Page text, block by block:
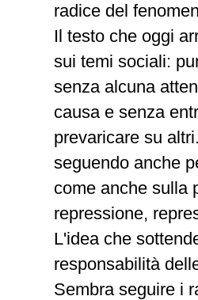
radice del
Il testo che oggi
sui temi sociali:
senza alcuna
causa e senza
prevaricare su
seguendo anche
come anche sulla
repressione,
L'idea che
responsabilità
Sembra seguire i